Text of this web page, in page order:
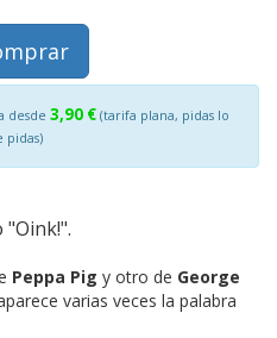
desde 3,90 € (tarifa plana, pidas lo
pidas)
"Oink!".
Peppa Pig y otro de George
varias veces la palabra